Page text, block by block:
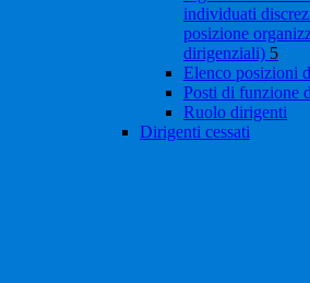
individuati
posizione
dirigenziali) 5
Elenco posizioni
Posti di funzione
Ruolo dirigenti
Dirigenti cessati